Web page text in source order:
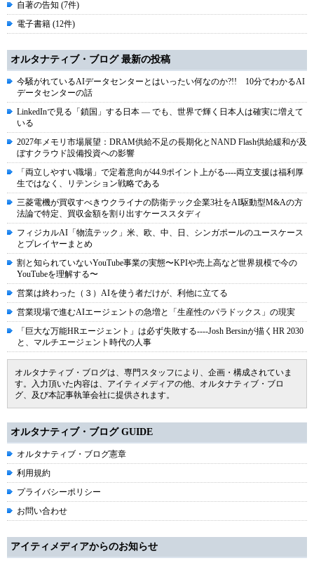
自著の告知 (7件)
電子書籍 (12件)
オルタナティブ・ブログ 最新の投稿
今騒がれているAIデータセンターとはいったい何なのか?!! 10分でわかるAI
データセンターの話
LinkedInで見る「鎖国」する日本 ― でも、世界で輝く日本人は確実に増えて
いる
2027年メモリ市場展望：DRAM供給不足の長期化とNAND Flash供給緩和が及
ぼすクラウド設備投資への影響
「両立しやすい職場」で定着意向が44.9ポイント上がる----両立支援は福利厚
生ではなく、リテンション戦略である
三菱電機が買収すべきウクライナの防衛テック企業3社をAI駆動型M&Aの方
法論で特定、買収金額を割り出すケーススタディ
フィジカルAI「物流テック」米、欧、中、日、シンガポールのユースケース
とプレイヤーまとめ
割と知られていないYouTube事業の実態〜KPIや売上高など世界規模で今の
YouTubeを理解する〜
営業は終わった（３）AIを使う者だけが、利他に立てる
営業現場で進むAIエージェントの急増と「生産性のパラドックス」の現実
「巨大な万能HRエージェント」は必ず失敗する----Josh Bersinが描くHR 2030
と、マルチエージェント時代の人事
オルタナティブ・ブログは、専門スタッフにより、企画・構成されていま
す。入力頂いた内容は、アイティメディアの他、オルタナティブ・ブロ
グ、及び本記事執筆会社に提供されます。
オルタナティブ・ブログ GUIDE
オルタナティブ・ブログ憲章
利用規約
プライバシーポリシー
お問い合わせ
アイティメディアからのお知らせ